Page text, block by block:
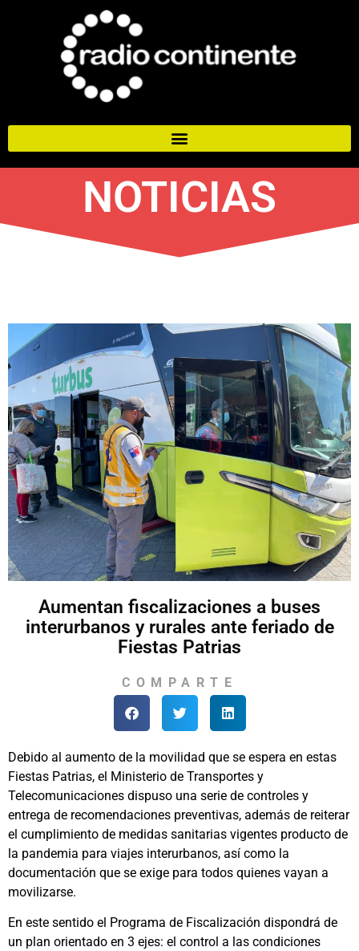
NOTICIAS
Aumentan fiscalizaciones a buses
interurbanos y rurales ante feriado de
Fiestas Patrias
COMPARTE
Debido al aumento de la movilidad que se espera en estas
Fiestas Patrias, el Ministerio de Transportes y
Telecomunicaciones dispuso una serie de controles y
entrega de recomendaciones preventivas, además de reiterar
el cumplimiento de medidas sanitarias vigentes producto de
la pandemia para viajes interurbanos, así como la
documentación que se exige para todos quienes vayan a
movilizarse.
En este sentido el Programa de Fiscalización dispondrá de
un plan orientado en 3 ejes: el control a las condiciones